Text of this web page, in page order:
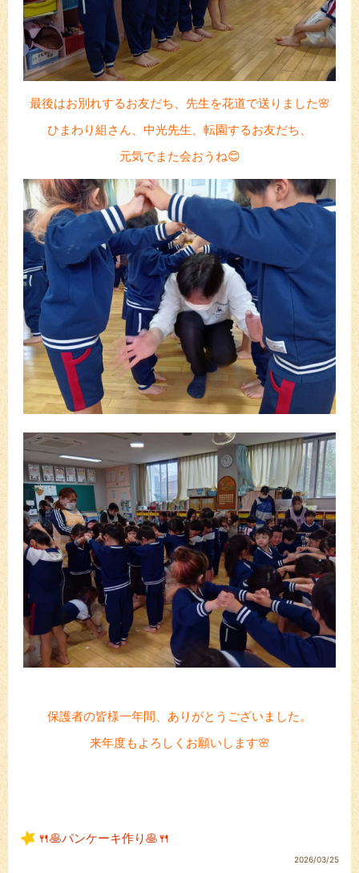
最後はお別れするお友だち、先生を花道で送りました🌸
ひまわり組さん、中光先生、転園するお友だち、
元気でまた会おうね😊
保護者の皆様一年間、ありがとうございました。
来年度もよろしくお願いします🌸
🍴🥞パンケーキ作り🥞🍴
2026/03/25